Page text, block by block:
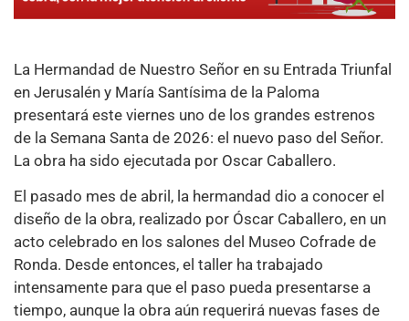
La Hermandad de Nuestro Señor en su Entrada Triunfal
en Jerusalén y María Santísima de la Paloma
presentará este viernes uno de los grandes estrenos
de la Semana Santa de 2026: el nuevo paso del Señor.
La obra ha sido ejecutada por Oscar Caballero.
El pasado mes de abril, la hermandad dio a conocer el
diseño de la obra, realizado por Óscar Caballero, en un
acto celebrado en los salones del Museo Cofrade de
Ronda. Desde entonces, el taller ha trabajado
intensamente para que el paso pueda presentarse a
tiempo, aunque la obra aún requerirá nuevas fases de